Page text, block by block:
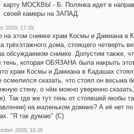
карту МОСКВЫ - Б. Полянка идет в
своей камеры на ЗАПАД.
2009, 17:39
на этом снимке храм Космы и Дамиана в
трёхэтажного дома, стоящего четверть
обсуждаемом снимке. Допустим также,
тень, которая ОБЯЗАНА была накрыть
храм Космы и Дамиана в Кадашах
сказать, что стоял он весьма
стену, о чём можно уверенно
Так где же тут тень от стоявшей якобы
на маленьком домике? А её нет
"Я так думаю" (С)
2009, 18:35